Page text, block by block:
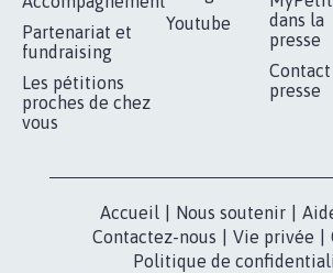
Partenariat et
fundraising
Les pétitions
proches de chez
vous
Youtube
dans la
presse
Contact
presse
Accueil Nous soutenir
Contactez-nous
Vie privée
Politique de